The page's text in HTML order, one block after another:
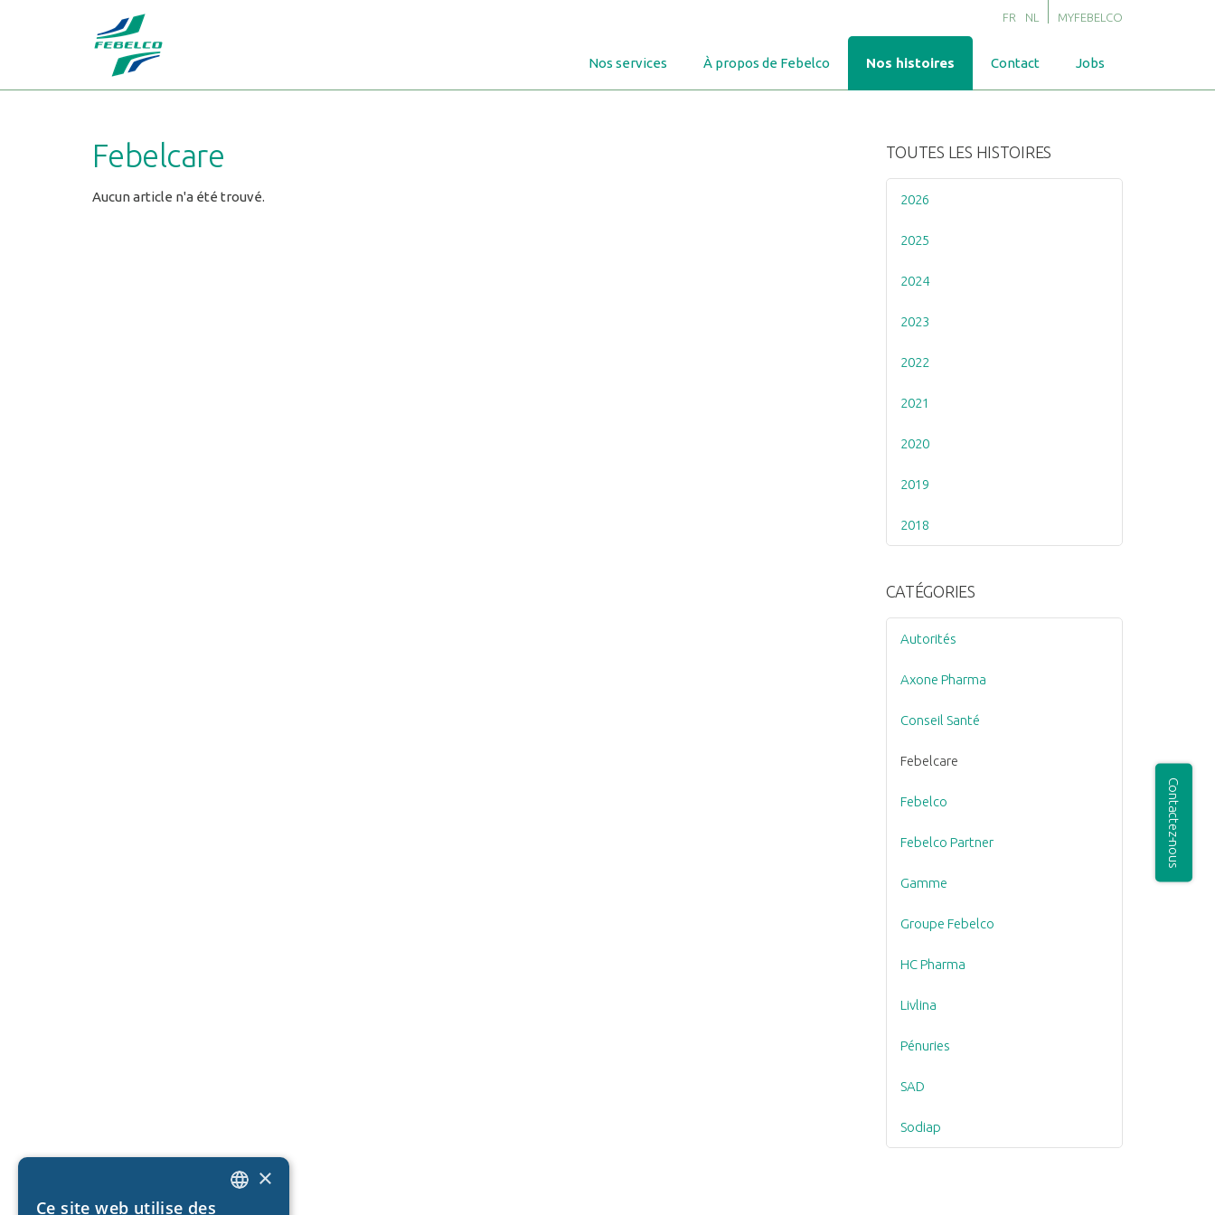
Contactez-nous
Nos services À propos de Febelco Nos histoires Contact Jobs
FR NL MYFEBELCO
Febelcare
Aucun article n'a été trouvé.
TOUTES LES HISTOIRES
2026
2025
2024
2023
2022
2021
2020
2019
2018
CATÉGORIES
Autorités
Axone Pharma
Conseil Santé
Febelcare
Febelco
Febelco Partner
Gamme
Groupe Febelco
HC Pharma
Livlina
Pénuries
SAD
Sodiap
×
Ce site web utilise des